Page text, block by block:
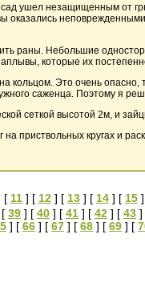
ушел незащищенным от
оказались
раны. Небольшие
которые их
кольцом. Это очень
саженца. Поэтому я
сеткой высотой 2м, и
приствольных кругах и
[ 11 ] [ 12 ] [ 13 ] [ 14 ] [ 15
39 ] [ 40 ] [ 41 ] [ 42 ] [ 43 ]
] [ 66 ] [ 67 ] [ 68 ] [ 69 ] [